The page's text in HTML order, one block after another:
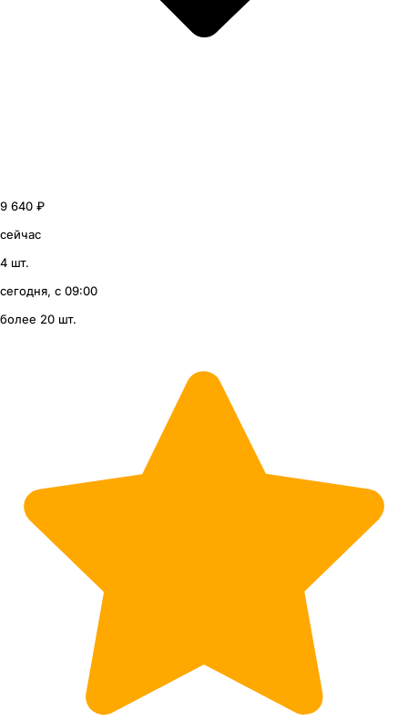
9 640 ₽
сейчас
4 шт.
сегодня, с 09:00
более 20 шт.